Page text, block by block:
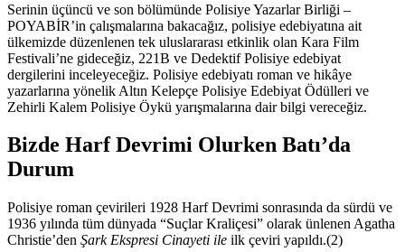
Serinin üçüncü ve son bölümünde Polisiye Yazarlar Birliği –
POYABİR’in çalışmalarına bakacağız, polisiye edebiyatına ait
ülkemizde düzenlenen tek uluslararası etkinlik olan Kara Film
Festivali’ne gideceğiz, 221B ve Dedektif Polisiye edebiyat
dergilerini inceleyeceğiz. Polisiye edebiyatı roman ve hikâye
yazarlarına yönelik Altın Kelepçe Polisiye Edebiyat Ödülleri ve
Zehirli Kalem Polisiye Öykü yarışmalarına dair bilgi vereceğiz.
Bizde Harf Devrimi Olurken Batı’da
Durum
Polisiye roman çevirileri 1928 Harf Devrimi sonrasında da sürdü ve
1936 yılında tüm dünyada “Suçlar Kraliçesi” olarak ünlenen Agatha
Christie’den Şark Ekspresi Cinayeti ile ilk çeviri yapıldı.(2)